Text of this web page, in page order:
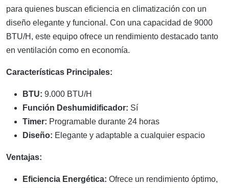
para quienes buscan eficiencia en climatización con un
diseño elegante y funcional. Con una capacidad de 9000
BTU/H, este equipo ofrece un rendimiento destacado tanto
en ventilación como en economía.
Características Principales:
BTU: 9.000 BTU/H
Función Deshumidificador: Sí
Timer: Programable durante 24 horas
Diseño: Elegante y adaptable a cualquier espacio
Ventajas:
Eficiencia Energética: Ofrece un rendimiento óptimo,